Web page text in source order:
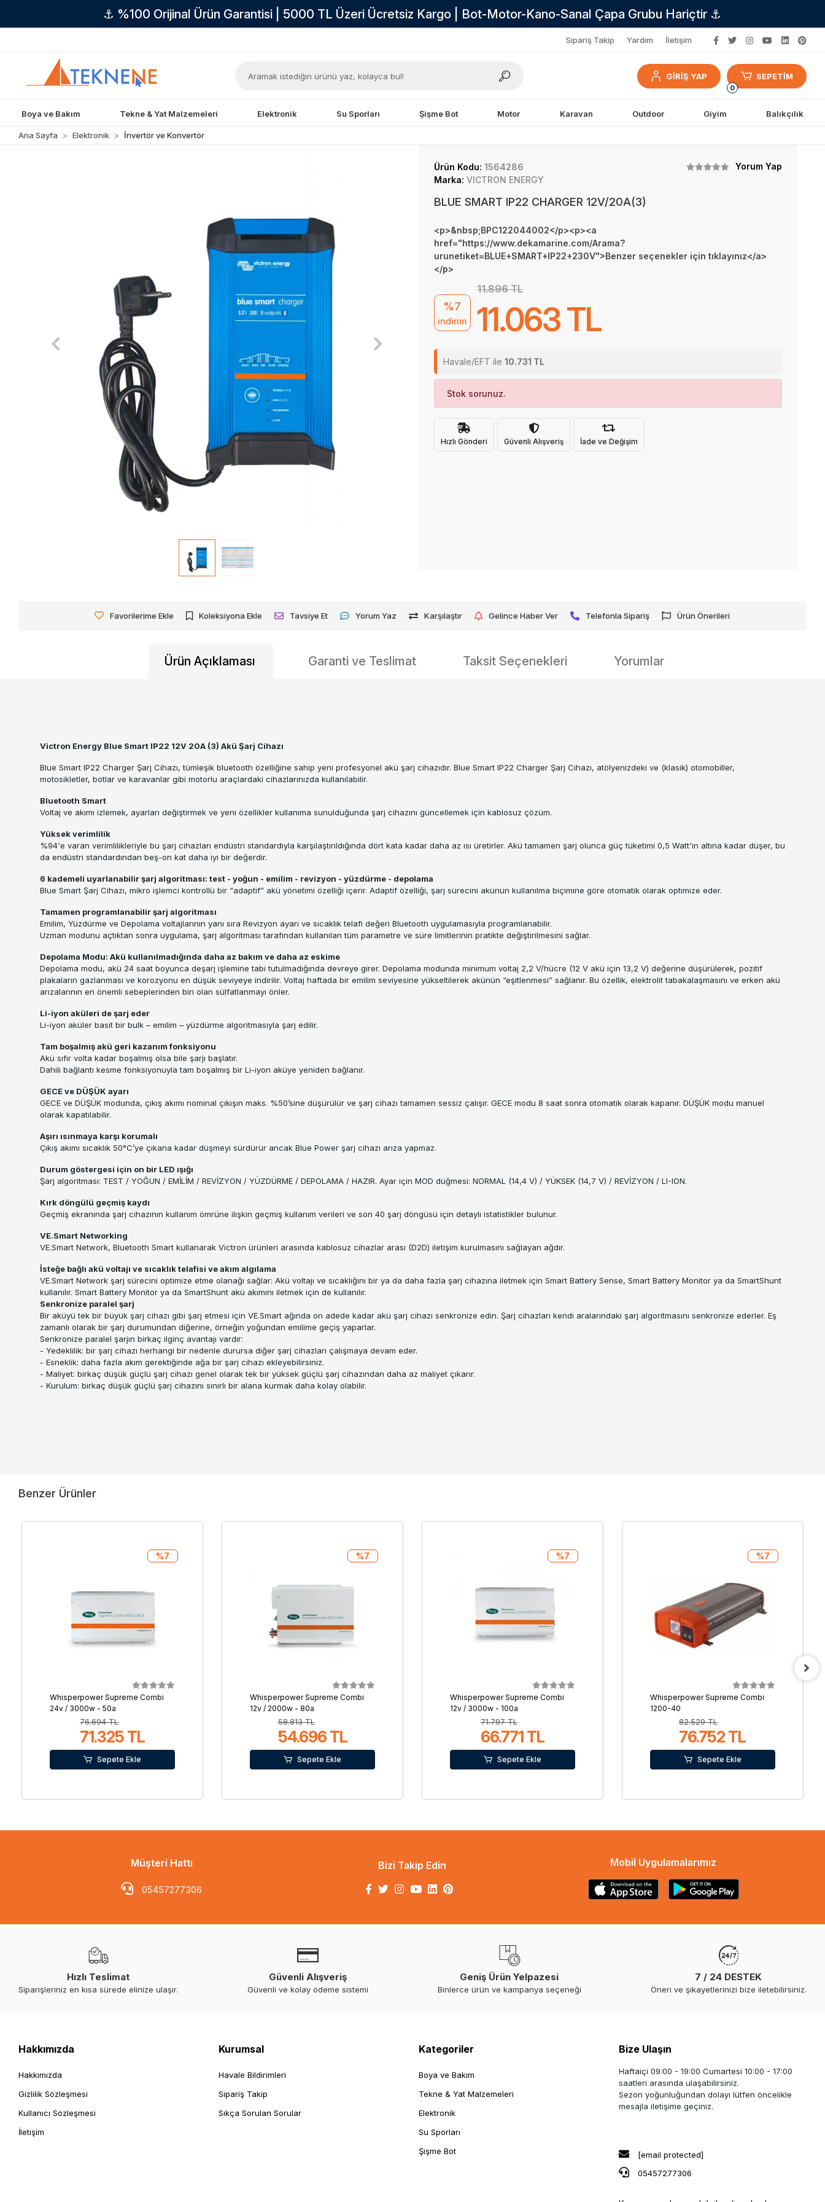
⚓ %100 Orijinal Ürün Garantisi | 5000 TL Üzeri Ücretsiz Kargo | Bot-Motor-Kano-Sanal Çapa Grubu Hariçtir ⚓
Sipariş Takip Yardım İletişim
GİRİŞ YAP
0
SEPETİM
Boya ve Bakım Tekne & Yat Malzemeleri Elektronik Su Sporları Şişme Bot Motor Karavan Outdoor Giyim Balıkçılık
Ana Sayfa Elektronik İnvertör ve Konvertör
Ürün Kodu: 1564286
Yorum Yap
Marka: VICTRON ENERGY
BLUE SMART IP22 CHARGER 12V/20A(3)
<p>&nbsp;BPC122044002</p><p><a
href="https://www.dekamarine.com/Arama?
urunetiket=BLUE+SMART+IP22+230V">Benzer seçenekler için tıklayınız</a>
</p>
%7
indirim
11.896 TL
11.063 TL
Havale/EFT ile 10.731 TL
Stok sorunuz.
Hızlı Gönderi Güvenli Alışveriş İade ve Değişim
Favorilerime Ekle Koleksiyona Ekle Tavsiye Et Yorum Yaz Karşılaştır Gelince Haber Ver Telefonla Sipariş Ürün Önerileri
Ürün Açıklaması Garanti ve Teslimat Taksit Seçenekleri Yorumlar
Victron Energy Blue Smart IP22 12V 20A (3) Akü Şarj Cihazı
Blue Smart IP22 Charger Şarj Cihazı, tümleşik bluetooth özelliğine sahip yeni profesyonel akü şarj cihazıdır. Blue Smart IP22 Charger Şarj Cihazı, atölyenizdeki ve (klasik) otomobiller,
motosikletler, botlar ve karavanlar gibi motorlu araçlardaki cihazlarınızda kullanılabilir.
Bluetooth Smart
Voltaj ve akımı izlemek, ayarları değiştirmek ve yeni özellikler kullanıma sunulduğunda şarj cihazını güncellemek için kablosuz çözüm.
Yüksek verimlilik
%94'e varan verimlilikleriyle bu şarj cihazları endüstri standardıyla karşılaştırıldığında dört kata kadar daha az ısı üretirler. Akü tamamen şarj olunca güç tüketimi 0,5 Watt'ın altına kadar düşer, bu
da endüstri standardından beş-on kat daha iyi bir değerdir.
6 kademeli uyarlanabilir şarj algoritması: test - yoğun - emilim - revizyon - yüzdürme - depolama
Blue Smart Şarj Cihazı, mikro işlemci kontrollü bir “adaptif” akü yönetimi özelliği içerir. Adaptif özelliği, şarj sürecini akünün kullanılma biçimine göre otomatik olarak optimize eder.
Tamamen programlanabilir şarj algoritması
Emilim, Yüzdürme ve Depolama voltajlarının yanı sıra Revizyon ayarı ve sıcaklık telafi değeri Bluetooth uygulamasıyla programlanabilir.
Uzman modunu açtıktan sonra uygulama, şarj algoritması tarafından kullanılan tüm parametre ve süre limitlerinin pratikte değiştirilmesini sağlar.
Depolama Modu: Akü kullanılmadığında daha az bakım ve daha az eskime
Depolama modu, akü 24 saat boyunca deşarj işlemine tabi tutulmadığında devreye girer. Depolama modunda minimum voltaj 2,2 V/hücre (12 V akü için 13,2 V) değerine düşürülerek, pozitif
plakaların gazlanması ve korozyonu en düşük seviyeye indirilir. Voltaj haftada bir emilim seviyesine yükseltilerek akünün “eşitlenmesi” sağlanır. Bu özellik, elektrolit tabakalaşmasını ve erken akü
arızalarının en önemli sebeplerinden biri olan sülfatlanmayı önler.
Li-iyon aküleri de şarj eder
Li-iyon aküler basit bir bulk – emilim – yüzdürme algoritmasıyla şarj edilir.
Tam boşalmış akü geri kazanım fonksiyonu
Akü sıfır volta kadar boşalmış olsa bile şarjı başlatır.
Dahili bağlantı kesme fonksiyonuyla tam boşalmış bir Li-iyon aküye yeniden bağlanır.
GECE ve DÜŞÜK ayarı
GECE ve DÜŞÜK modunda, çıkış akımı nominal çıkışın maks. %50’sine düşürülür ve şarj cihazı tamamen sessiz çalışır. GECE modu 8 saat sonra otomatik olarak kapanır. DÜŞÜK modu manuel
olarak kapatılabilir.
Aşırı ısınmaya karşı korumalı
Çıkış akımı sıcaklık 50°C’ye çıkana kadar düşmeyi sürdürür ancak Blue Power şarj cihazı arıza yapmaz.
Durum göstergesi için on bir LED ışığı
Şarj algoritması: TEST / YOĞUN / EMİLİM / REVİZYON / YÜZDÜRME / DEPOLAMA / HAZIR. Ayar için MOD düğmesi: NORMAL (14,4 V) / YÜKSEK (14,7 V) / REVİZYON / LI-ION.
Kırk döngülü geçmiş kaydı
Geçmiş ekranında şarj cihazının kullanım ömrüne ilişkin geçmiş kullanım verileri ve son 40 şarj döngüsü için detaylı istatistikler bulunur.
VE.Smart Networking
VE.Smart Network, Bluetooth Smart kullanarak Victron ürünleri arasında kablosuz cihazlar arası (D2D) iletişim kurulmasını sağlayan ağdır.
İsteğe bağlı akü voltajı ve sıcaklık telafisi ve akım algılama
VE.Smart Network şarj sürecini optimize etme olanağı sağlar: Akü voltajı ve sıcaklığını bir ya da daha fazla şarj cihazına iletmek için Smart Battery Sense, Smart Battery Monitor ya da SmartShunt
kullanılır. Smart Battery Monitor ya da SmartShunt akü akımını iletmek için de kullanılır.
Senkronize paralel şarj
Bir aküyü tek bir büyük şarj cihazı gibi şarj etmesi için VE.Smart ağında on adede kadar akü şarj cihazı senkronize edin. Şarj cihazları kendi aralarındaki şarj algoritmasını senkronize ederler. Eş
zamanlı olarak bir şarj durumundan diğerine, örneğin yoğundan emilime geçiş yaparlar.
Senkronize paralel şarjın birkaç ilginç avantajı vardır:
- Yedeklilik: bir şarj cihazı herhangi bir nedenle durursa diğer şarj cihazları çalışmaya devam eder.
- Esneklik: daha fazla akım gerektiğinde ağa bir şarj cihazı ekleyebilirsiniz.
- Maliyet: birkaç düşük güçlü şarj cihazı genel olarak tek bir yüksek güçlü şarj cihazından daha az maliyet çıkarır.
- Kurulum: birkaç düşük güçlü şarj cihazını sınırlı bir alana kurmak daha kolay olabilir.
Benzer Ürünler
Whisperpower Supreme Combi
24v / 3000w - 50a
76.694 TL
71.325 TL
%7
Sepete Ekle
Whisperpower Supreme Combi
12v / 2000w - 80a
58.813 TL
54.696 TL
%7
Sepete Ekle
Whisperpower Supreme Combi
12v / 3000w - 100a
71.797 TL
66.771 TL
%7
Sepete Ekle
Whisperpower Supreme Combi
1200-40
82.529 TL
76.752 TL
%7
Sepete Ekle
Müşteri Hattı
05457277306
Bizi Takip Edin Mobil Uygulamalarımız
Hızlı Teslimat
Siparişleriniz en kısa sürede elinize ulaşır.
Güvenli Alışveriş
Güvenli ve kolay ödeme sistemi
Geniş Ürün Yelpazesi
Binlerce ürün ve kampanya seçeneği
7 / 24 DESTEK
Öneri ve şikayetlerinizi bize iletebilirsiniz.
Hakkımızda
Hakkımızda
Gizlilik Sözleşmesi
Kullanıcı Sözleşmesi
İletişim
Kurumsal
Havale Bildirimleri
Sipariş Takip
Sıkça Sorulan Sorular
Kategoriler
Boya ve Bakım
Tekne & Yat Malzemeleri
Elektronik
Su Sporları
Şişme Bot
Bize Ulaşın
Haftaiçi 09:00 - 19:00 Cumartesi 10:00 - 17:00
saatleri arasında ulaşabilirsiniz.
Sezon yoğunluğundan dolayı lütfen öncelikle
mesajla iletişime geçiniz.
[email protected]
05457277306